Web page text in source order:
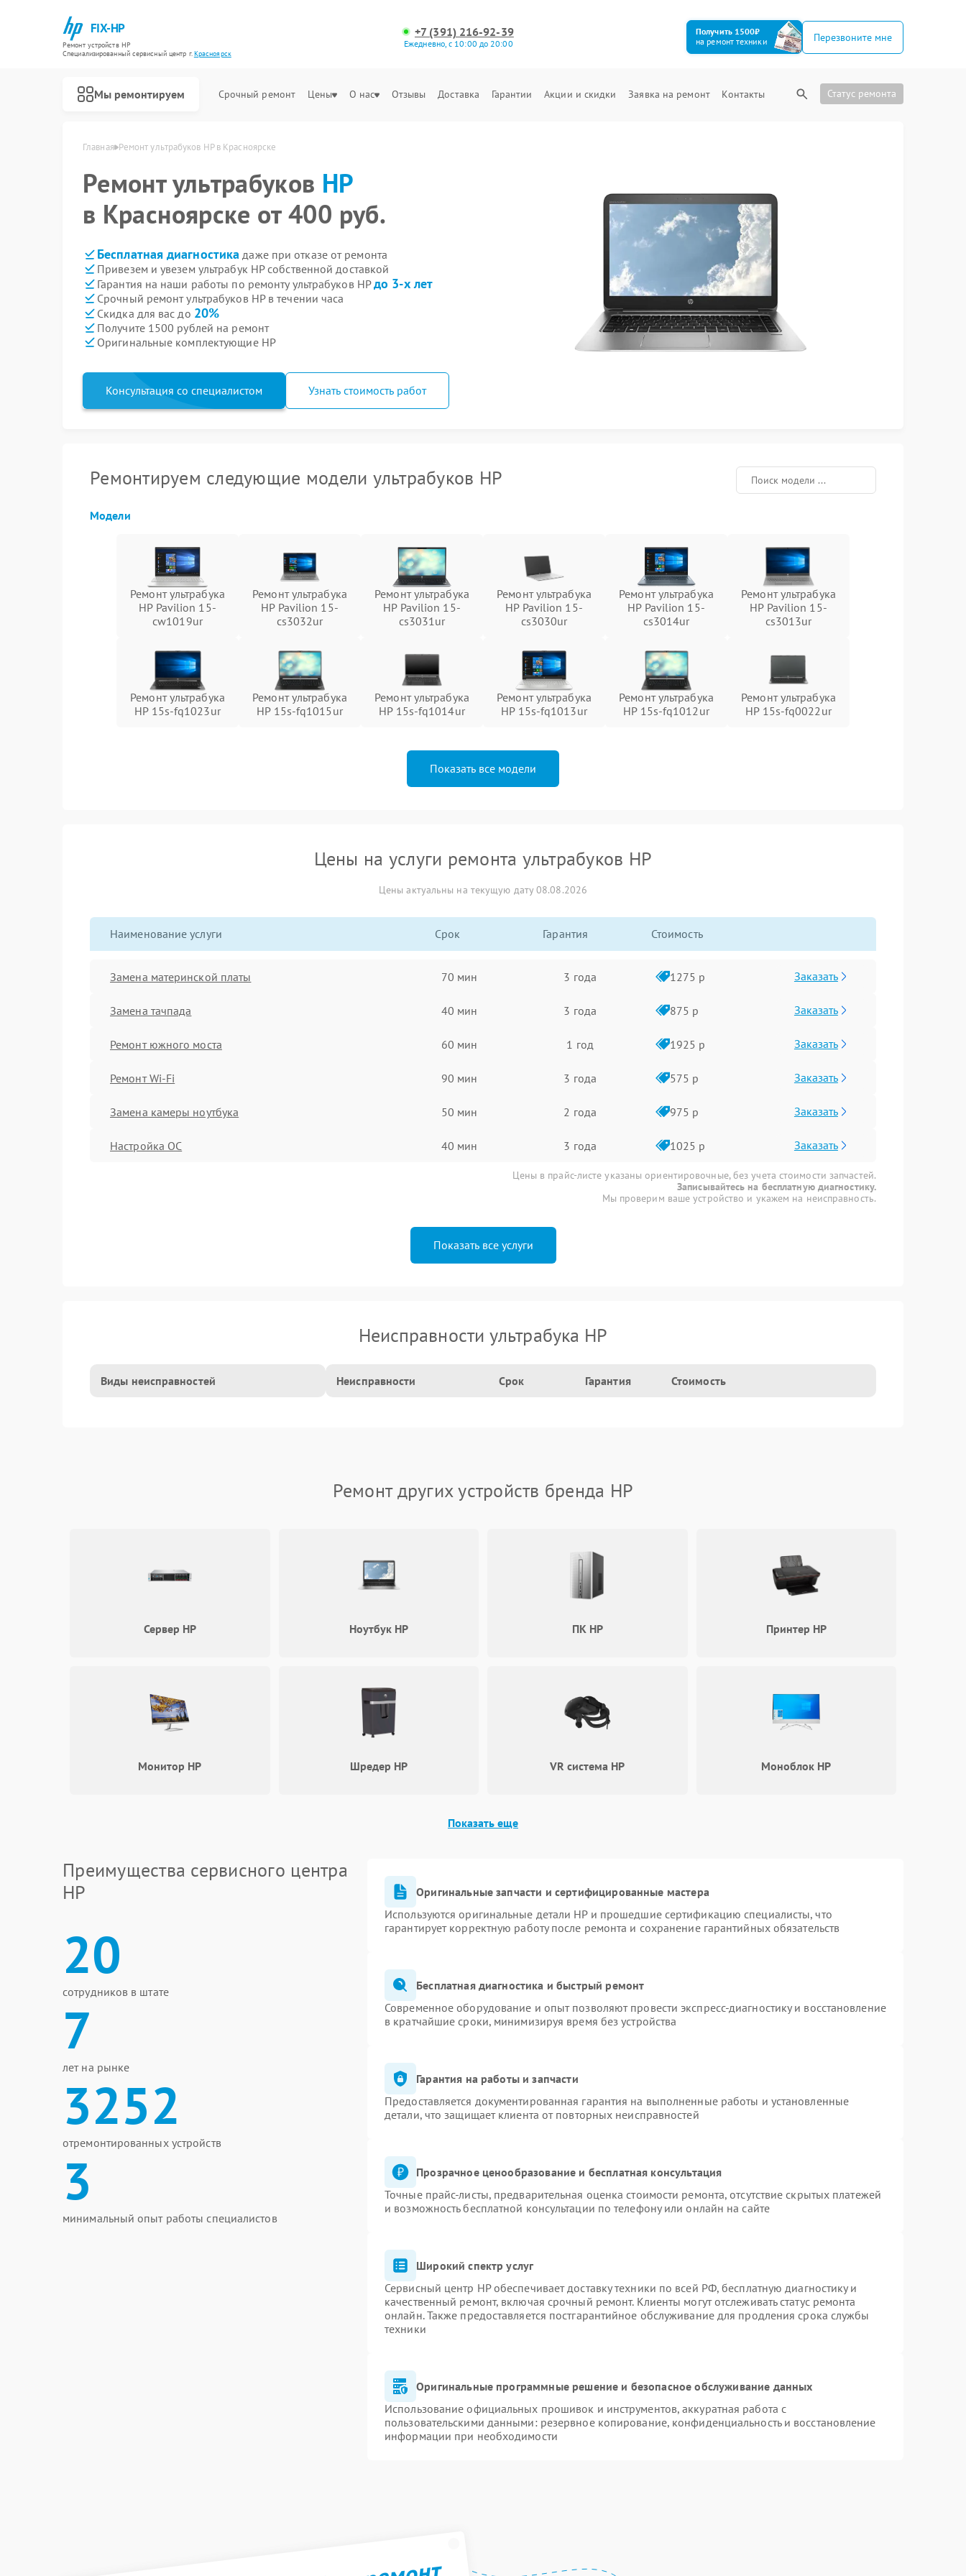
FIX-HP
Ремонт устройств HP
Специализированный cервисный центр г.Красноярск
+7 (391) 216-92-39
Ежедневно, с 10:00 до 20:00
Получить 1500₽
на ремонт техники
Перезвоните мне
Мы ремонтируем Срочный ремонт Цены О нас Отзывы Доставка Гарантии Акции и скидки Заявка на ремонт Контакты Статус ремонта
Главная Ремонт ультрабуков HP в Красноярске
Ремонт ультрабуков HP
в Красноярске от 400 руб.
Бесплатная диагностика даже при отказе от ремонта
Привезем и увезем ультрабук HP собственной доставкой
Гарантия на наши работы по ремонту ультрабуков HPдо 3-х лет
Срочный ремонт ультрабуков HP в течении часа
Скидка для вас до 20%
Получите 1500 рублей на ремонт
Оригинальные комплектующие HP
Консультация со специалистом Узнать стоимость работ
Ремонтируем следующие модели ультрабуков HP
Модели
Ремонт ультрабука
HP Pavilion 15-
cw1019ur
Ремонт ультрабука
HP Pavilion 15-
cs3032ur
Ремонт ультрабука
HP Pavilion 15-
cs3031ur
Ремонт ультрабука
HP Pavilion 15-
cs3030ur
Ремонт ультрабука
HP Pavilion 15-
cs3014ur
Ремонт ультрабука
HP Pavilion 15-
cs3013ur
Ремонт ультрабука
HP 15s-fq1023ur
Ремонт ультрабука
HP 15s-fq1015ur
Ремонт ультрабука
HP 15s-fq1014ur
Ремонт ультрабука
HP 15s-fq1013ur
Ремонт ультрабука
HP 15s-fq1012ur
Ремонт ультрабука
HP 15s-fq0022ur
Показать все модели
Цены на услуги ремонта ультрабуков HP
Цены актуальны на текущую дату 08.08.2026
Наименование услуги Срок Гарантия Стоимость
Замена материнской платы 70 мин 3 года 1275 р Заказать
Замена тачпада 40 мин 3 года 875 р Заказать
Ремонт южного моста 60 мин 1 год 1925 р Заказать
Ремонт Wi-Fi 90 мин 3 года 575 р Заказать
Замена камеры ноутбука 50 мин 2 года 975 р Заказать
Настройка ОС 40 мин 3 года 1025 р Заказать
Цены в прайс-листе указаны ориентировочные, без учета стоимости запчастей.
Записывайтесь на бесплатную диагностику.
Мы проверим ваше устройство и укажем на неисправность.
Показать все услуги
Неисправности ультрабука HP
Виды неисправностей Неисправности Срок Гарантия Стоимость
Ремонт других устройств бренда HP
Сервер HP Ноутбук HP ПК HP Принтер HP
Монитор HP Шредер HP VR система HP Моноблок HP
Показать еще
Преимущества сервисного центра
HP
20
сотрудников в штате
7
лет на рынке
3252
отремонтированных устройств
3
минимальный опыт работы специалистов
Оригинальные запчасти и сертифицированные мастера
Используются оригинальные детали HP и прошедшие сертификацию специалисты, что
гарантирует корректную работу после ремонта и сохранение гарантийных обязательств
Бесплатная диагностика и быстрый ремонт
Современное оборудование и опыт позволяют провести экспресс-диагностику и восстановление
в кратчайшие сроки, минимизируя время без устройства
Гарантия на работы и запчасти
Предоставляется документированная гарантия на выполненные работы и установленные
детали, что защищает клиента от повторных неисправностей
Прозрачное ценообразование и бесплатная консультация
Точные прайс-листы, предварительная оценка стоимости ремонта, отсутствие скрытых платежей
и возможность бесплатной консультации по телефону или онлайн на сайте
Широкий спектр услуг
Сервисный центр HP обеспечивает доставку техники по всей РФ, бесплатную диагностику и
качественный ремонт, включая срочный ремонт. Клиенты могут отслеживать статус ремонта
онлайн. Также предоставляется постгарантийное обслуживание для продления срока службы
техники
Оригинальные программные решение и безопасное обслуживание данных
Использование официальных прошивок и инструментов, аккуратная работа с
пользовательскими данными: резервное копирование, конфиденциальность и восстановление
информации при необходимости